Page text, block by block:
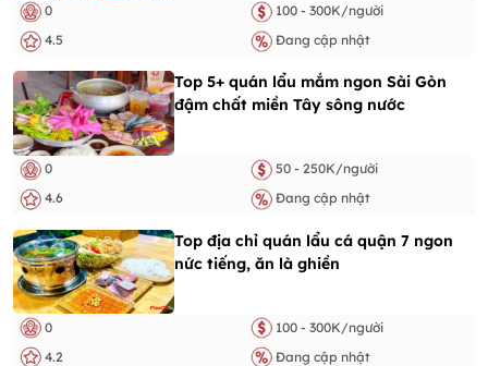
0
100 - 300K/người
4.5
Đang cập nhật
Top 5+ quán lẩu mắm ngon Sài Gòn
đậm chất miền Tây sông nước
0
50 - 250K/người
4.6
Đang cập nhật
Top địa chỉ quán lẩu cá quận 7 ngon
nức tiếng, ăn là ghiền
0
100 - 300K/người
4.2
Đang cập nhật